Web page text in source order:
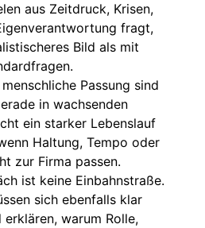
aus Zeitdruck, Krisen,
fragt,
Bild als mit
Passung sind
in wachsenden
ein starker Lebenslauf
Haltung, Tempo oder
zur Firma passen.
ist keine Einbahnstraße.
sich ebenfalls klar
erklären, warum Rolle,